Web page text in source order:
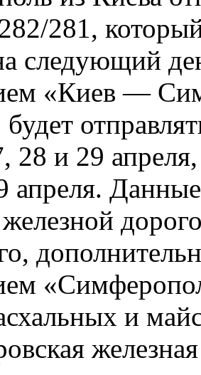
281,
следующий
«Киев —
28 и 29
и